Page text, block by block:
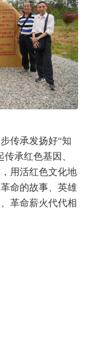
传承发扬好“知
承红色基因、
用活红色文化地
命的故事、英雄
革命薪火代代相